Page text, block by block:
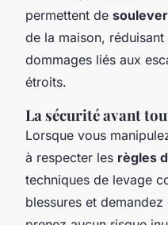
permettent de
de la maison,
dommages liés aux
étroits.
La sécurité avant
Lorsque vous
à respecter les règles
techniques de levage
blessures et